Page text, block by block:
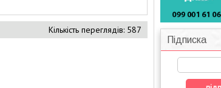
Підписка
Кількість переглядів: 587